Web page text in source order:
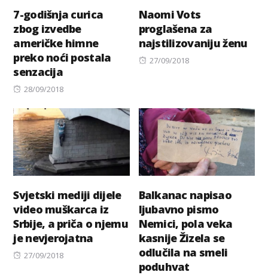
7-godišnja curica
zbog izvedbe
američke himne
preko noći postala
senzacija
Posted
28/09/2018
Naomi Vots
proglašena za
najstilizovaniju ženu
Posted
27/09/2018
Svjetski mediji dijele
video muškarca iz
Srbije, a priča o njemu
je nevjerojatna
Posted
27/09/2018
Balkanac napisao
ljubavno pismo
Nemici, pola veka
kasnije Žizela se
odlučila na smeli
poduhvat